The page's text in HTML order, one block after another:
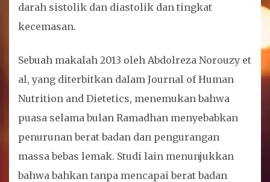
darah sistolik dan diastolik dan tingkat
kecemasan.
Sebuah makalah 2013 oleh Abdolreza Norouzy et
al, yang diterbitkan dalam Journal of Human
Nutrition and Dietetics, menemukan bahwa
puasa selama bulan Ramadhan menyebabkan
penurunan berat badan dan pengurangan
massa bebas lemak. Studi lain menunjukkan
bahwa bahkan tanpa mencapai berat badan